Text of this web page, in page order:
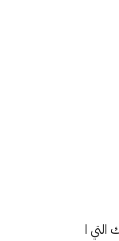
التي ا